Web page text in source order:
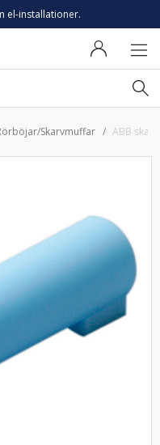
el-installationer.
Skarvmuffar ABB